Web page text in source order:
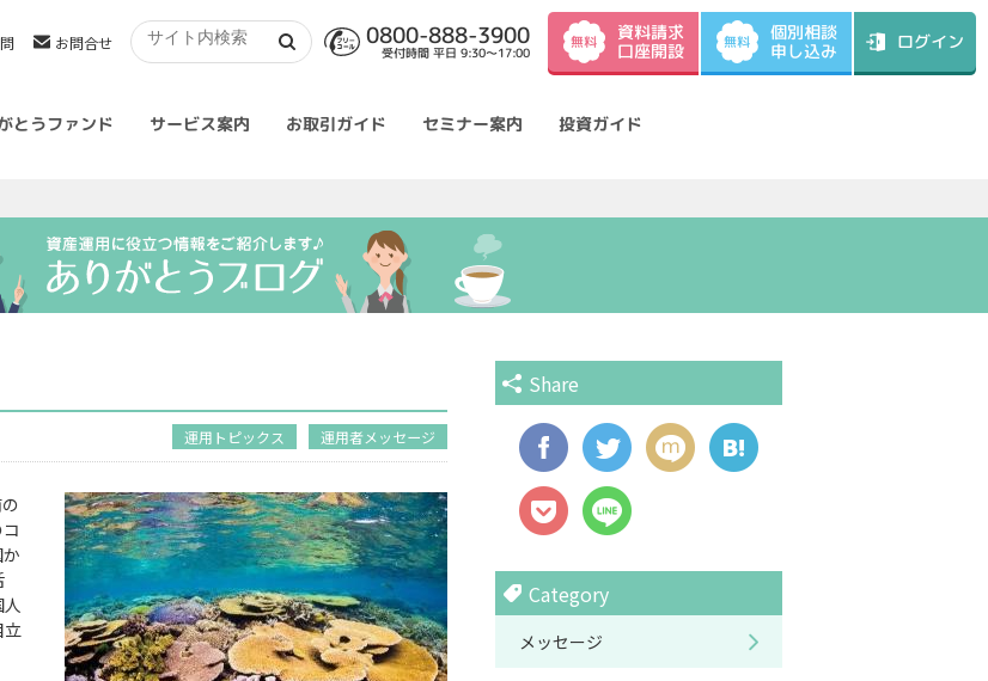
お問合せ 0800-888-3900
受付時間 平日 9:30～17:00
無料 資料請求
口座開設 無料 個別相談
申し込み ログイン
とうファンド サービス案内 お取引ガイド セミナー案内 投資ガイド
運用トピックス 運用者メッセージ
立
Share
Category
メッセージ